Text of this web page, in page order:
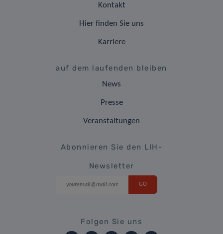
Kontakt
Hier finden Sie uns
Karriere
auf dem laufenden bleiben
News
Presse
Veranstaltungen
Abonnieren Sie den LIH-
Newsletter
Folgen Sie uns